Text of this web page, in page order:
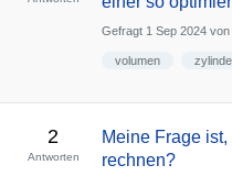
Gefragt 1 Sep 2024 von
volumen
2
Antworten
Meine Frage
rechnen?